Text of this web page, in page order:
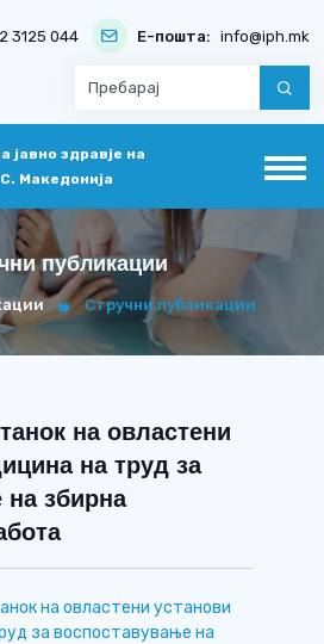
3125 044 Е-пошта: info@iph.mk
јавно здравје на
Македонија
публикации
Стручни публикации
на овластени
на труд за
на збирна
на овластени установи
за воспоставување на